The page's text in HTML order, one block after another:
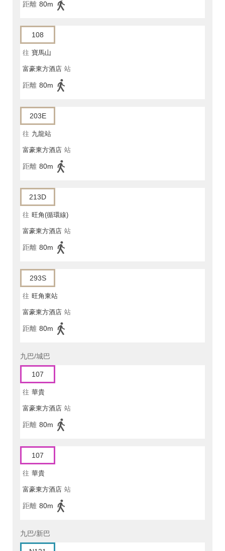
距離 80m
108
往 寶馬山
富豪東方酒店 站
距離 80m
203E
往 九龍站
富豪東方酒店 站
距離 80m
213D
往 旺角(循環線)
富豪東方酒店 站
距離 80m
293S
往 旺角東站
富豪東方酒店 站
距離 80m
九巴/城巴
107
往 華貴
富豪東方酒店 站
距離 80m
107
往 華貴
富豪東方酒店 站
距離 80m
九巴/新巴